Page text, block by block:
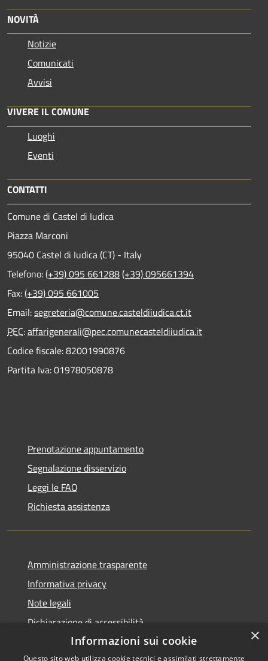
NOVITÀ
Notizie
Comunicati
Avvisi
VIVERE IL COMUNE
Luoghi
Eventi
CONTATTI
Comune di Castel di Iudica
Piazza Marconi
95040 Castel di Iudica (CT) - Italy
Telefono:(+39) 095 661288(+39) 095661394
Fax:(+39) 095 661005
Email:segreteria@comune.casteldiiudica.ct.it
PEC:affarigenerali@pec.comunecasteldiiudica.it
Codice fiscale: 82001990876
Partita Iva: 01978050878
Prenotazione appuntamento
Segnalazione disservizio
Leggi le FAQ
Richiesta assistenza
Amministrazione trasparente
Informativa privacy
Note legali
Dichiarazione di accessibilità
×
Informazioni sui cookie
Questo sito web utilizza cookie tecnici e assimilati strettamente